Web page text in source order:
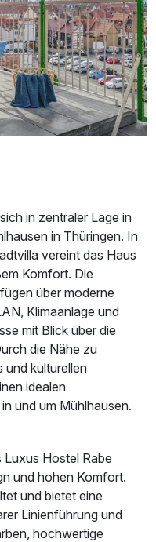
in zentraler Lage in
in Thüringen. In
vereint das Haus
Komfort. Die
über moderne
Klimaanlage und
mit Blick über die
die Nähe zu
und kulturellen
idealen
und um Mühlhausen.
Luxus Hostel Rabe
und hohen Komfort.
und bietet eine
Linienführung und
hochwertige